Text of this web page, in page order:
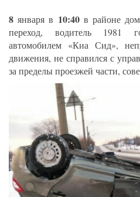
8 января в 10:40в районе
переход, водитель 1981
автомобилем «Киа Сид»,
движения, не справился с
за пределы проезжей части,